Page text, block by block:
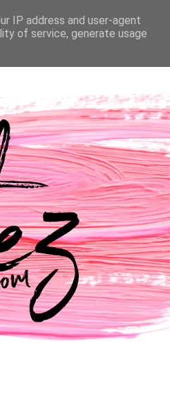
IP address and user-agent
of service, generate usage